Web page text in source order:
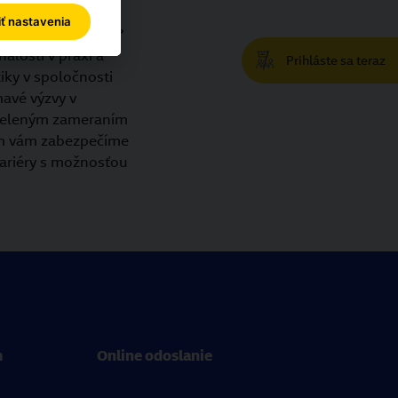
vysokú školu?
v praxi a
v spoločnosti
výzvy v
zameraním
vám zabezpečíme
s možnosťou
Prihláste sa teraz
Online odoslanie
nastavenia